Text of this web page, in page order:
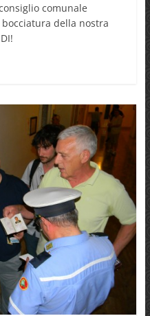
comunale
bocciatura della nostra